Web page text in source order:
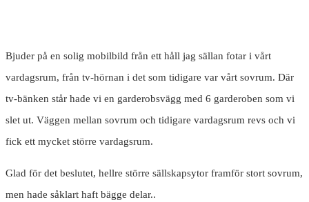
Bjuder på en solig mobilbild från ett håll jag sällan fotar i vårt
vardagsrum, från tv-hörnan i det som tidigare var vårt sovrum. Där
tv-bänken står hade vi en garderobsvägg med 6 garderoben som vi
slet ut. Väggen mellan sovrum och tidigare vardagsrum revs och vi
fick ett mycket större vardagsrum.
Glad för det beslutet, hellre större sällskapsytor framför stort sovrum,
men hade såklart haft bägge delar..